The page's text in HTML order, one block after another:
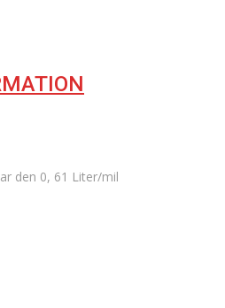
den 0, 61 Liter/mil